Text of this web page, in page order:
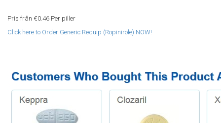
Pris från €0.46 Per piller
Click here to Order Generic Requip (Ropinirole) NOW!